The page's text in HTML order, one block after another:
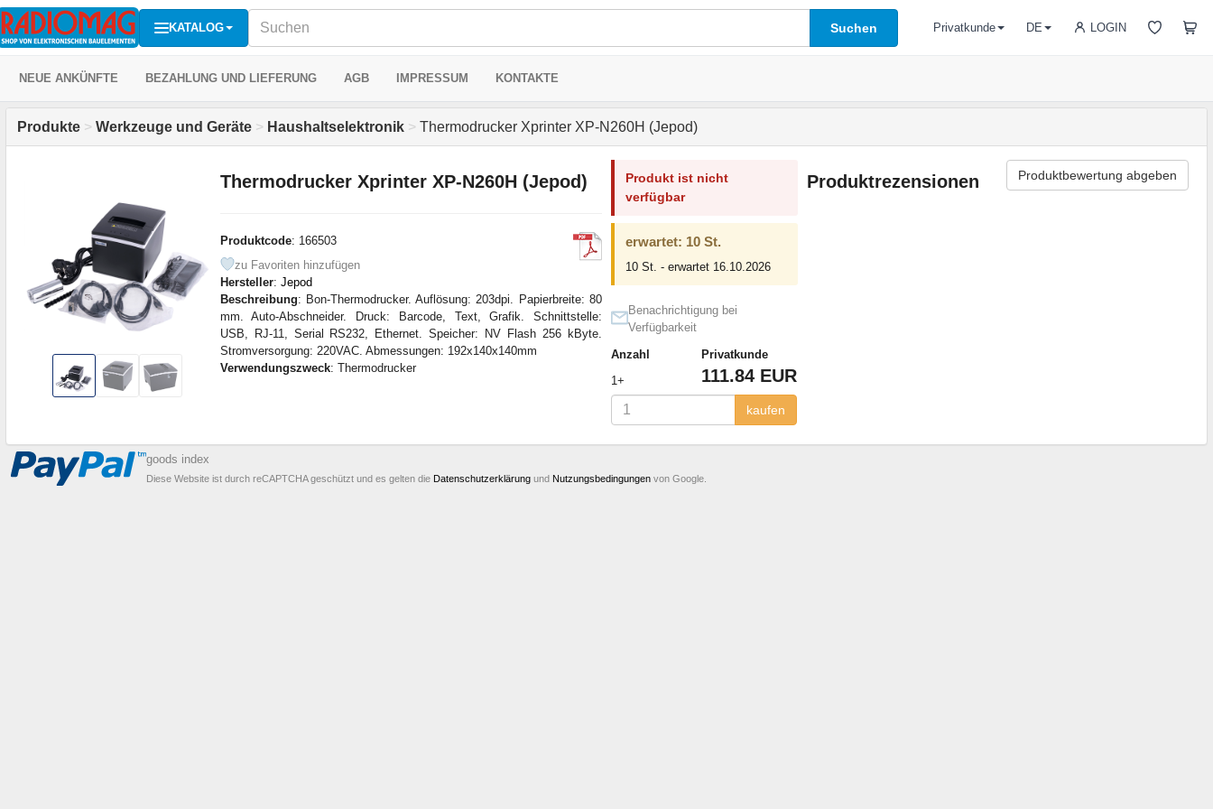
KATALOG Suchen LOGIN
Privatkunde DE
NEUE ANKÜNFTE BEZAHLUNG UND LIEFERUNG AGB IMPRESSUM KONTAKTE
Produkte > Werkzeuge und Geräte > Haushaltselektronik > Thermodrucker Xprinter XP-N260H (Jepod)
Thermodrucker Xprinter XP-N260H (Jepod)
Produktcode: 166503
zu Favoriten hinzufügen
Hersteller: Jepod
Beschreibung: Bon-Thermodrucker. Auflösung: 203dpi. Papierbreite: 80
mm. Auto-Abschneider. Druck: Barcode, Text, Grafik. Schnittstelle:
USB, RJ-11, Serial RS232, Ethernet. Speicher: NV Flash 256 kByte.
Stromversorgung: 220VAC. Abmessungen: 192x140x140mm
Verwendungszweck: Thermodrucker
Produkt ist nicht
verfügbar
erwartet: 10 St.
10 St. - erwartet 16.10.2026
Benachrichtigung bei
Verfügbarkeit
Anzahl
Privatkunde
1+
111.84 EUR
kaufen
Produktrezensionen Produktbewertung abgeben
goods index
Diese Website ist durch reCAPTCHA geschützt und es gelten die Datenschutzerklärung und Nutzungsbedingungen von Google.